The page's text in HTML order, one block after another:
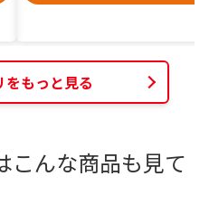
をもっと見る
こんな商品も見て